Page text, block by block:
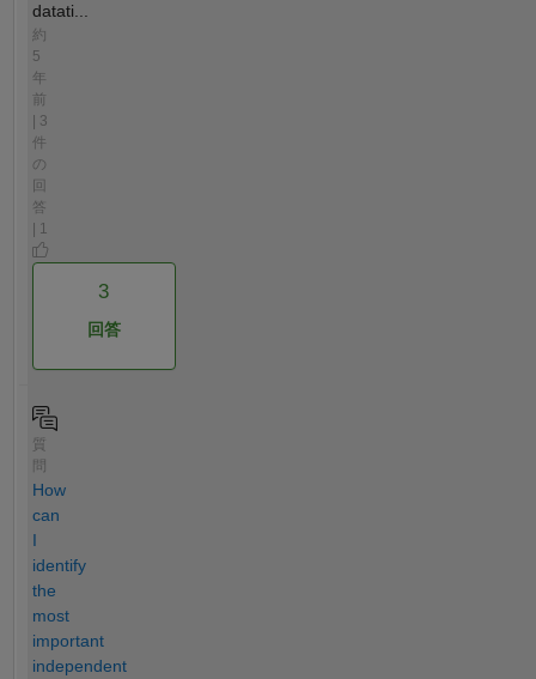
datati...
約
5
年
前
| 3
件
の
回
答
| 1
3
回答
質
How
can
I
identify
the
most
important
independent